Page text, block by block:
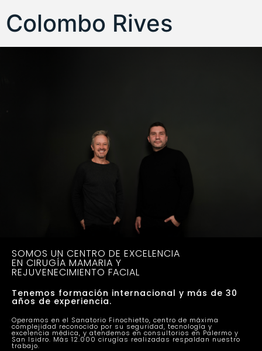
Colombo Rives
SOMOS UN CENTRO DE EXCELENCIA
EN CIRUGÍA MAMARIA Y
REJUVENECIMIENTO FACIAL
Tenemos formación internacional y más de 30
años de experiencia.
Operamos en el Sanatorio Finochietto, centro de máxima
complejidad reconocido por su seguridad, tecnología y
excelencia médica, y atendemos en consultorios en Palermo y
San Isidro. Más 12.000 cirugías realizadas respaldan nuestro
trabajo.